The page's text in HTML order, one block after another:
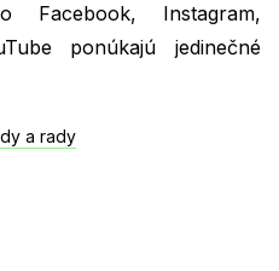
Facebook, Instagram,
ponúkajú jedinečné
a rady